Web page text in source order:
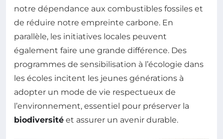
notre dépendance aux combustibles fossiles et
de réduire notre empreinte carbone. En
parallèle, les initiatives locales peuvent
également faire une grande différence. Des
programmes de sensibilisation à l’écologie dans
les écoles incitent les jeunes générations à
adopter un mode de vie respectueux de
l’environnement, essentiel pour préserver la
biodiversité et assurer un avenir durable.